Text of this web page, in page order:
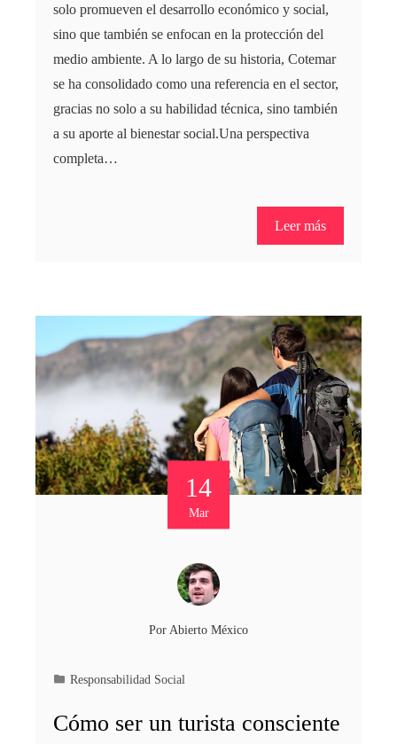
solo promueven el desarrollo económico y social,
sino que también se enfocan en la protección del
medio ambiente. A lo largo de su historia, Cotemar
se ha consolidado como una referencia en el sector,
gracias no solo a su habilidad técnica, sino también
a su aporte al bienestar social.Una perspectiva
completa…
Leer más
14
Mar
Por Abierto México
Responsabilidad Social
Cómo ser un turista consciente